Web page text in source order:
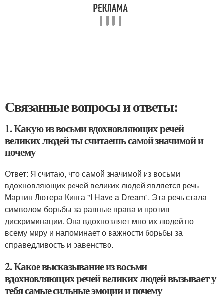
Связанные вопросы и ответы:
1. Какую из восьми вдохновляющих речей
великих людей ты считаешь самой значимой и
почему
Ответ: Я считаю, что самой значимой из восьми
вдохновляющих речей великих людей является речь
Мартин Лютера Кинга "I Have a Dream". Эта речь стала
символом борьбы за равные права и против
дискриминации. Она вдохновляет многих людей по
всему миру и напоминает о важности борьбы за
справедливость и равенство.
2. Какое высказывание из восьми
вдохновляющих речей великих людей вызывает у
тебя самые сильные эмоции и почему